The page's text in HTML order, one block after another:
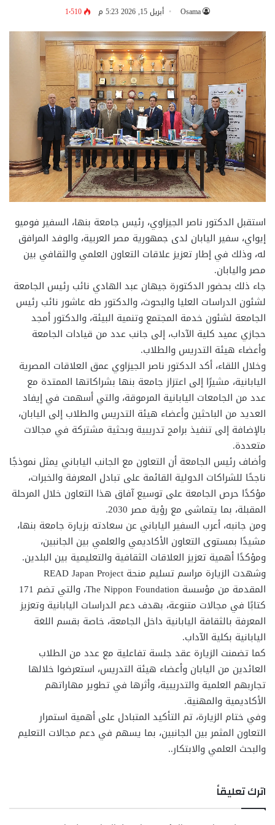
Osama أبريل 15, 2026 5:23 م 1٬510
استقبل الدكتور ناصر الجيزاوي، رئيس جامعة بنها، السفير فوميو
إيواي، سفير اليابان لدى جمهورية مصر العربية، والوفد المرافق
له، وذلك في إطار تعزيز علاقات التعاون العلمي والثقافي بين
مصر واليابان.
جاء ذلك بحضور الدكتورة جيهان عبد الهادي نائب رئيس الجامعة
لشئون الدراسات العليا والبحوث، والدكتور طه عاشور نائب رئيس
الجامعة لشئون خدمة المجتمع وتنمية البيئة، والدكتور أمجد
حجازي عميد كلية الآداب، إلى جانب عدد من قيادات الجامعة
وأعضاء هيئة التدريس والطلاب.
وخلال اللقاء، أكد الدكتور ناصر الجيزاوي عمق العلاقات المصرية
اليابانية، مشيرًا إلى اعتزاز جامعة بنها بشراكاتها الممتدة مع
عدد من الجامعات اليابانية المرموقة، والتي أسهمت في إيفاد
العديد من الباحثين وأعضاء هيئة التدريس والطلاب إلى اليابان،
بالإضافة إلى تنفيذ برامج تدريبية وبحثية مشتركة في مجالات
متعددة.
وأضاف رئيس الجامعة أن التعاون مع الجانب الياباني يمثل نموذجًا
ناجحًا للشراكات الدولية القائمة على تبادل المعرفة والخبرات،
مؤكدًا حرص الجامعة على توسيع آفاق هذا التعاون خلال المرحلة
المقبلة، بما يتماشى مع رؤية مصر 2030.
ومن جانبه، أعرب السفير الياباني عن سعادته بزيارة جامعة بنها،
مشيدًا بمستوى التعاون الأكاديمي والعلمي بين الجانبين،
ومؤكدًا أهمية تعزيز العلاقات الثقافية والتعليمية بين البلدين.
وشهدت الزيارة مراسم تسليم منحة READ Japan Project
المقدمة من مؤسسة The Nippon Foundation، والتي تضم 171
كتابًا في مجالات متنوعة، بهدف دعم الدراسات اليابانية وتعزيز
المعرفة بالثقافة اليابانية داخل الجامعة، خاصة بقسم اللغة
اليابانية بكلية الآداب.
كما تضمنت الزيارة عقد جلسة تفاعلية مع عدد من الطلاب
العائدين من اليابان وأعضاء هيئة التدريس، استعرضوا خلالها
تجاربهم العلمية والتدريبية، وأثرها في تطوير مهاراتهم
الأكاديمية والمهنية.
وفي ختام الزيارة، تم التأكيد المتبادل على أهمية استمرار
التعاون المثمر بين الجانبين، بما يسهم في دعم مجالات التعليم
والبحث العلمي والابتكار..
اترك تعليقاً